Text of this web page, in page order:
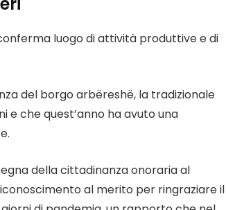
luogo di attività produttive e di
del borgo arbëreshë, la tradizionale
che quest’anno ha avuto una
della cittadinanza onoraria al
al merito per ringraziare il